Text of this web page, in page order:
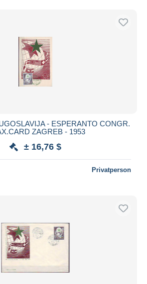
- ESPERANTO CONGR.
ZAGREB - 1953
± 16,76 $
Privatperson